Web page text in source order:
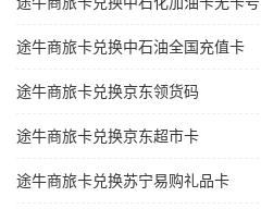
途牛商旅卡兑换中石油全国充值卡
途牛商旅卡兑换京东领货码
途牛商旅卡兑换京东超市卡
途牛商旅卡兑换苏宁易购礼品卡